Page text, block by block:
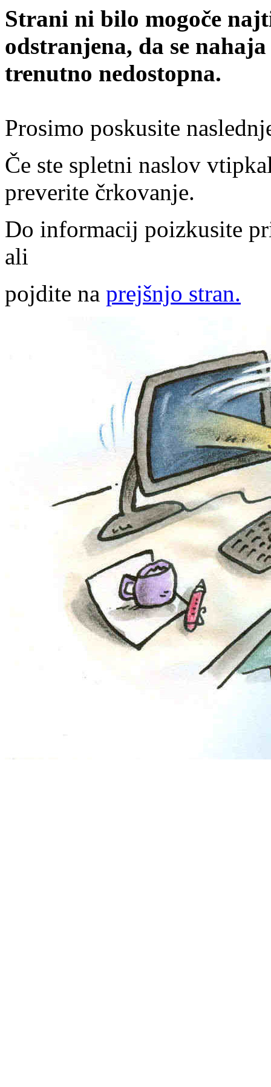
Strani ni bilo mogoče
odstranjena, da se
trenutno nedostopna.
Prosimo poskusite
Če ste spletni naslov
preverite črkovanje.
Do informacij poizkusite
ali
pojdite na prejšnjo stran.